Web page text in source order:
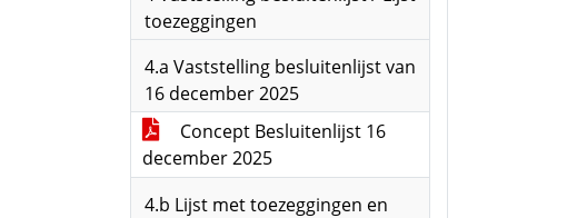
toezeggingen
4.a Vaststelling besluitenlijst van
16 december 2025
Concept Besluitenlijst 16
december 2025
4.b Lijst met toezeggingen en